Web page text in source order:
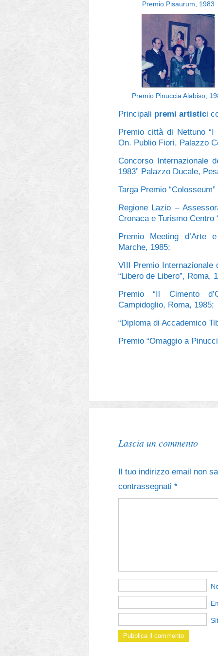
Meta
Accedi
Premio Pisaurum, 1983
Premio Pinuccia Alabiso,
Principali premi artistici
Premio città di Nettuno “I
On. Publio Fiori, Palazzo
Concorso Internazionale
1983” Palazzo Ducale,
Targa Premio
Regione Lazio –
Cronaca e Turismo Centro
Premio Meeting d’Arte
Marche, 1985;
VIII Premio Internazionale
“Libero de Libero”, Roma,
Premio “Il Cimento
Campidoglio, Roma, 1985;
“Diploma di Accademico
Premio “Omaggio a
Lascia un commento
Il tuo indirizzo email non
contrassegnati *